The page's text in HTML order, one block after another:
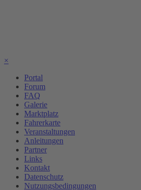
×
Portal
Forum
FAQ
Galerie
Marktplatz
Fahrerkarte
Veranstaltungen
Anleitungen
Partner
Links
Kontakt
Datenschutz
Nutzungsbedingungen